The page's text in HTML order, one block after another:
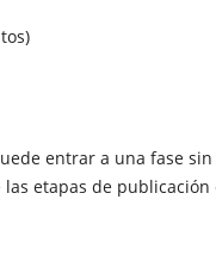
entrar a una fase
etapas de